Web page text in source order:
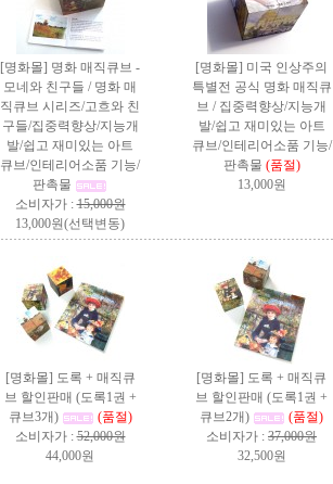
[명화몰] 명화 매직큐브 -
모네와 친구들 / 명화 매
직큐브 시리즈/고흐와 친
구들/집중력향상/지능개
발/쉽고 재미있는 아트
큐브/인테리어소품 기능/
판촉물
소비자가 :15,000원
13,000원(선택변동)
[명화몰] 미국 인상주의
특별전 공식 명화 매직큐
브 / 집중력향상/지능개
발/쉽고 재미있는 아트
큐브/인테리어소품 기능/
판촉물 (품절)
13,000원
[명화몰] 도록 + 매직큐
브 할인판매 (도록1권 +
큐브3개)
(품절)
소비자가 :52,000원
44,000원
[명화몰] 도록 + 매직큐
브 할인판매 (도록1권 +
큐브2개)
(품절)
소비자가 : 37,000원
32,500원